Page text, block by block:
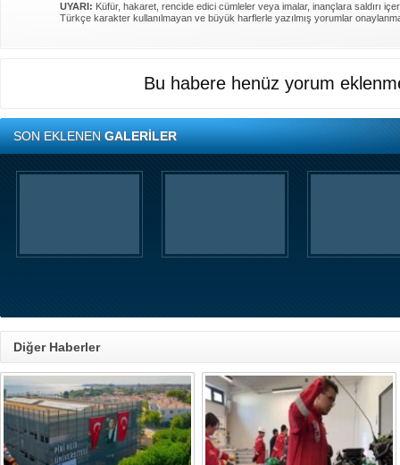
UYARI: Küfür, hakaret, rencide edici cümleler veya imalar, inançlara saldırı
Türkçe karakter kullanılmayan ve büyük harflerle yazılmış yorumlar
Bu habere henüz yorum
SON EKLENENGALERİLER
Diğer Haberler